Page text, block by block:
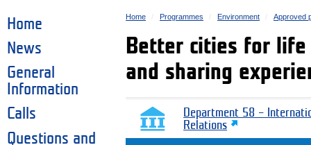
Home
News
General
Information
Calls
Questions and
Home Programmes Environment Approved
Better cities for
and sharing
Department 58 –
Relations